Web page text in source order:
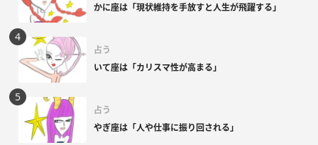
かに座は「現状維持を手放すと人生が飛躍する」
占う
いて座は「カリスマ性が高まる」
占う
やぎ座は「人や仕事に振り回される」